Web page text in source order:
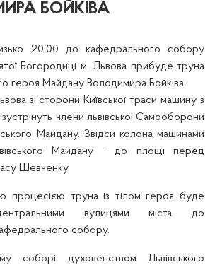
БОЙКІВА
20:00 до кафедрального собору
Богородиці м. Львова прибуде труна
героя Майдану Володимира Бойківа.
зі сторони Київської траси машину з
члени львівської Самооборони
Майдану. Звідси колона машинами
Майдану - до площі перед
Шевченку.
процесією труна із тілом героя буде
вулицями міста до
собору.
соборі духовенством Львівського